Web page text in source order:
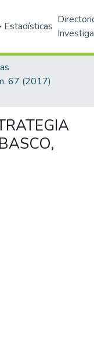
Estadísticas
67 (2017)